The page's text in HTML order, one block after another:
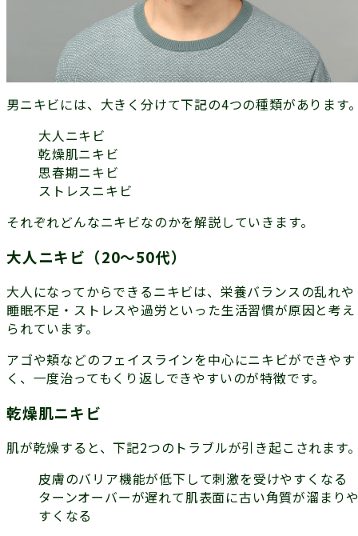
男ニキビには、大きく分けて下記の4つの種類があります
大人ニキビ
乾燥肌ニキビ
思春期ニキビ
ストレスニキビ
それぞれどんなニキビなのかを解説していきます。
大人ニキビ（20〜50代）
大人になってからできるニキビは、栄養バランスの乱れや
睡眠不足・ストレスや過労といった生活習慣が原因と考え
られています。
アゴや頬などのフェイスラインを中心にニキビができやす
く、一度治ってもくり返しできやすいのが特徴です。
乾燥肌ニキビ
肌が乾燥すると、下記2つのトラブルが引き起こされます
皮膚のバリア機能が低下して刺激を受けやすくなる
ターンオーバーが遅れて肌表面に古い角質が溜まり
すくなる